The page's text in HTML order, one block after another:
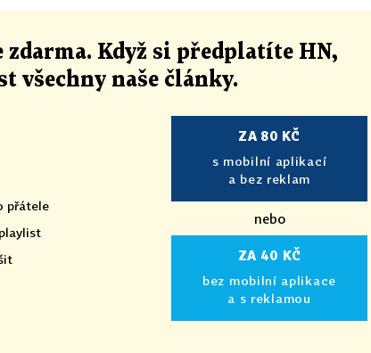
zdarma. Když si předplatíte HN,
všechny naše články.
přátele
ZA 80 KČ
s mobilní aplikací
a bez reklam
nebo
ZA 40 KČ
bez mobilní aplikace
a s reklamou